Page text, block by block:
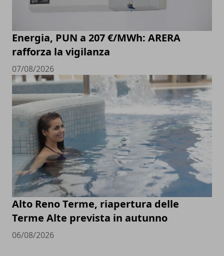
Energia, PUN a 207 €/MWh: ARERA
rafforza la vigilanza
07/08/2026
Alto Reno Terme, riapertura delle
Terme Alte prevista in autunno
06/08/2026